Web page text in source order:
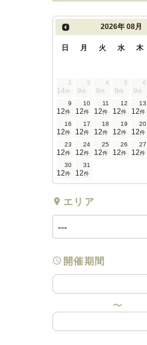
2026年 08月
日 月 火 水 木
2
14件
3
9件
4
9件
5
9件
6
9件
9
12件
10
12件
11
12件
12
12件
13
12件
16
12件
17
12件
18
12件
19
12件
20
12件
23
12件
24
12件
25
12件
26
12件
27
12件
30
12件
31
12件
エリア
開催期間